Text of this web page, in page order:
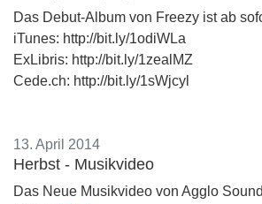
Das Debut-Album von Freezy ist ab
iTunes: http://bit.ly/1odiWLa
ExLibris: http://bit.ly/1zealMZ
Cede.ch: http://bit.ly/1sWjcyl
13. April 2014
Herbst - Musikvideo
Das Neue Musikvideo von Agglo